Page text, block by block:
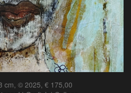
cm, © 2025, € 175,00